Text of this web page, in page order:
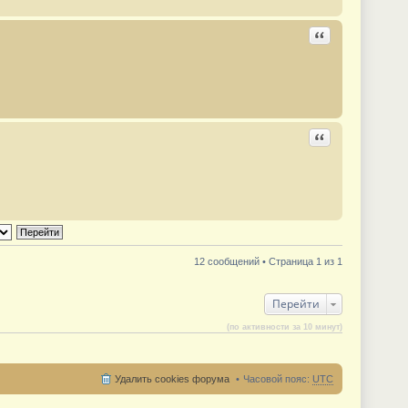
Ответить с
Ответить с
12 сообщений • Страница 1 из 1
Перейти
(по активности за 10 минут)
Часовой пояс: UTC
Удалить cookies форума